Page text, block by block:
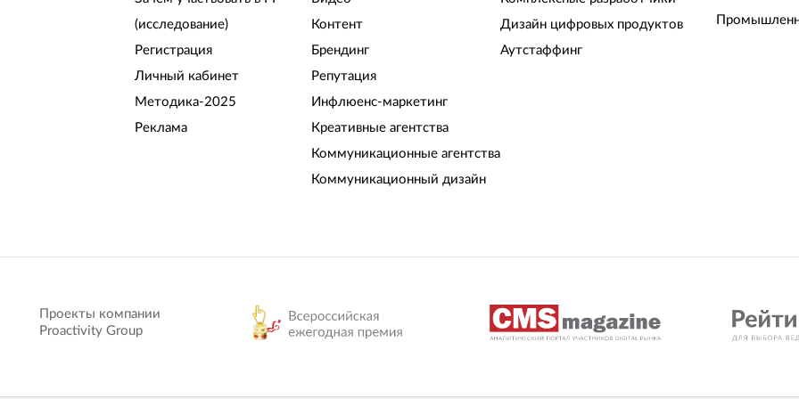
(исследование)
Регистрация
Личный кабинет
Методика-2025
Реклама
Контент
Брендинг
Репутация
Инфлюенс-маркетинг
Креативные агентства
Коммуникационные агентства
Коммуникационный дизайн
Дизайн цифровых продуктов
Аутстаффинг
Проекты компании
Proactivity Group